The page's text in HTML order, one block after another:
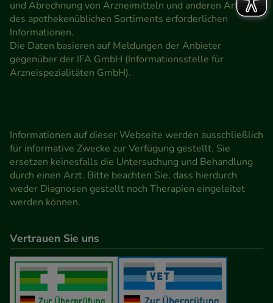
und Abrechnung von Arzneimitteln und anderen Artikeln
des apothekenüblichen Sortiments erforderlichen
Informationen.
Die Daten basieren auf Meldungen der Anbieter
gegenüber der IFA GmbH (Informationsstelle für
Arzneispezialitäten GmbH).
Informationen auf dieser Webseite werden ausschließlich
für informative Zwecke zur Verfügung gestellt. Sie
ersetzen keinesfalls die Untersuchung und Behandlung
durch einen Arzt. Bitte beachten Sie, dass hierdurch
weder Diagnosen gestellt noch Therapien eingeleitet
werden können.
Vertrauen Sie uns